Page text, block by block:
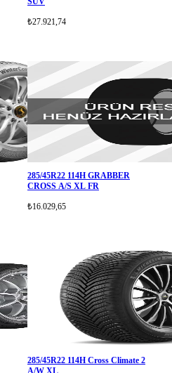
₺27.921,74
285/45R22 114H GRABBER
CROSS A/S XL FR
₺16.029,65
285/45R22 114H Cross Climate 2
A/W XL